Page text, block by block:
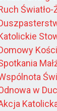
Światło-
w